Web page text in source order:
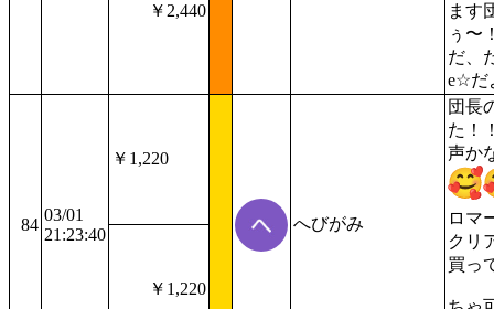
ます
ぅ〜
だ、
e☆だ
￥2,440
84
03/01
21:23:40
￥1,220
へびがみ
団長
た！
声か
ロマ
クリ
買っ
￥1,220